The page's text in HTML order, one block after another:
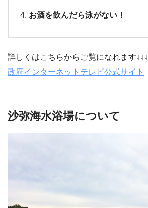
お酒を飲んだら泳がない！
詳しくはこちらからご覧になれます↓↓↓
政府インターネットテレビ公式サイト
沙弥海水浴場について